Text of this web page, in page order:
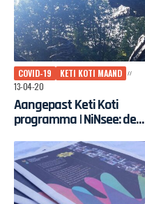
COVID-19
KETI KOTI MAAND
13-04-20
Aangepast Keti Koti
programma | NiNsee: deze
ook door saamhorigheid